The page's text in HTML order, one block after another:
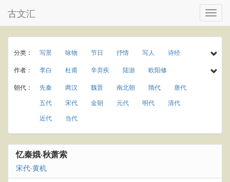
古文汇
分类： 写景 咏物 节日 抒情 写人
诗经
民谣
乐府 楚辞 小学古诗
初中古诗
高中古诗
小学文言文 初中文言文
高中文言文
唐诗三百首
古诗三百首 宋词三百首
宋词精选
古诗十九首
七夕节
中秋节 重阳节 田园
写雨
写风
写雪
作者： 李白 杜甫 辛弃疾 陆游
欧阳修
孟浩然
于谦 李商隐 王守仁
罗隐
温庭筠
岑参 曾巩 秦观 龚自珍
元稹
庾信
贾岛
白居易
苏轼 李清照 韩愈
刘禹锡
王安石
梅尧臣
苏辙 皮日休 叶茵
朝代： 先秦 两汉 魏晋 南北朝 隋代
唐代
五代
宋代 金朝 元代 明代
清代
近代
当代
忆秦娥·秋萧索
宋代·黄机